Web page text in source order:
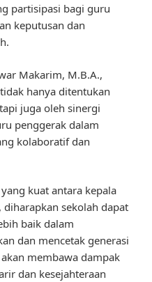
partisipasi bagi guru
keputusan dan
Makarim, M.B.A.,
hanya ditentukan
juga oleh sinergi
penggerak dalam
kolaboratif dan
kuat antara kepala
sekolah dapat
baik dalam
dan mencetak generasi
membawa dampak
dan kesejahteraan